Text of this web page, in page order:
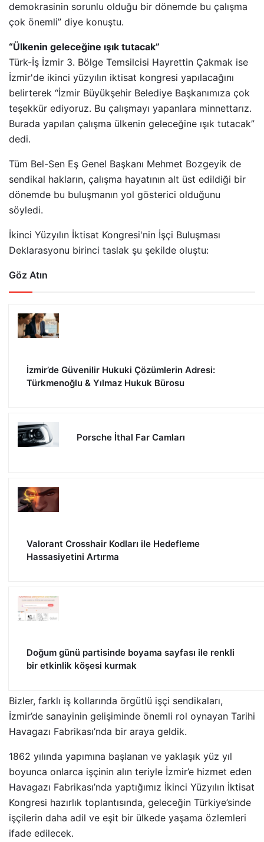
demokrasinin sorunlu olduğu bir dönemde bu çalışma
çok önemli” diye konuştu.
“Ülkenin geleceğine ışık tutacak”
Türk-İş İzmir 3. Bölge Temsilcisi Hayrettin Çakmak ise
İzmir'de ikinci yüzyılın iktisat kongresi yapılacağını
belirterek “İzmir Büyükşehir Belediye Başkanımıza çok
teşekkür ediyoruz. Bu çalışmayı yapanlara minnettarız.
Burada yapılan çalışma ülkenin geleceğine ışık tutacak”
dedi.
Tüm Bel-Sen Eş Genel Başkanı Mehmet Bozgeyik de
sendikal hakların, çalışma hayatının alt üst edildiği bir
dönemde bu buluşmanın yol gösterici olduğunu
söyledi.
İkinci Yüzyılın İktisat Kongresi'nin İşçi Buluşması
Deklarasyonu birinci taslak şu şekilde oluştu:
Göz Atın
İzmir’de Güvenilir Hukuki Çözümlerin Adresi:
Türkmenoğlu & Yılmaz Hukuk Bürosu
Porsche İthal Far Camları
Valorant Crosshair Kodları ile Hedefleme
Hassasiyetini Artırma
Doğum günü partisinde boyama sayfası ile renkli
bir etkinlik köşesi kurmak
Bizler, farklı iş kollarında örgütlü işçi sendikaları,
İzmir’de sanayinin gelişiminde önemli rol oynayan Tarihi
Havagazı Fabrikası’nda bir araya geldik.
1862 yılında yapımına başlanan ve yaklaşık yüz yıl
boyunca onlarca işçinin alın teriyle İzmir’e hizmet eden
Havagazı Fabrikası’nda yaptığımız İkinci Yüzyılın İktisat
Kongresi hazırlık toplantısında, geleceğin Türkiye’sinde
işçilerin daha adil ve eşit bir ülkede yaşama özlemleri
ifade edilecek.